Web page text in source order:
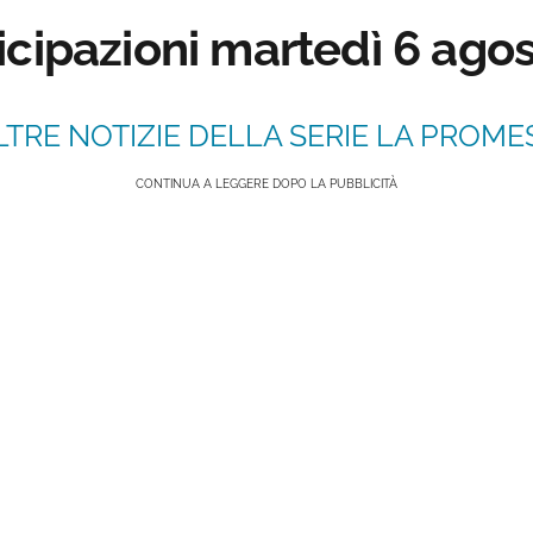
martedì 6
NOTIZIE DELLA SERIE LA
CONTINUA A LEGGERE DOPO LA PUBBLICITÀ